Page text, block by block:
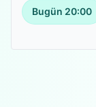
Bugün 20:00